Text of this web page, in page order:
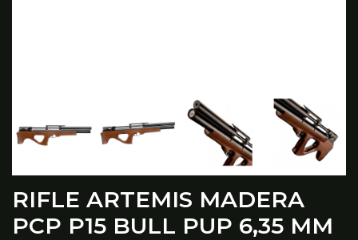
RIFLE ARTEMIS MADERA
PCP P15 BULL PUP 6,35 MM